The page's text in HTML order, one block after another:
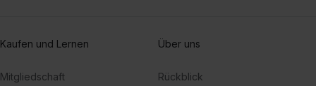
Kaufen und Lernen
Mitgliedschaft
Über uns
Rückblick